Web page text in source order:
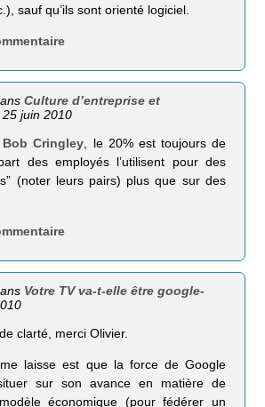
sauf qu’ils sont orienté logiciel.
Culture d’entreprise et
25 juin 2010
Bob Cringley, le 20% est toujours de
des employés l’utilisent pour des
(noter leurs pairs) plus que sur des
Votre TV va-t-elle être google-
clarté, merci Olivier.
me laisse est que la force de Google
sur son avance en matière de
économique (pour fédérer un